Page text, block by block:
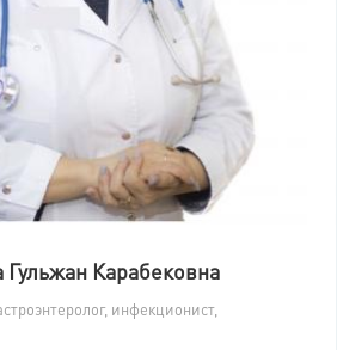
Гульжан Карабековна
инфекционист,